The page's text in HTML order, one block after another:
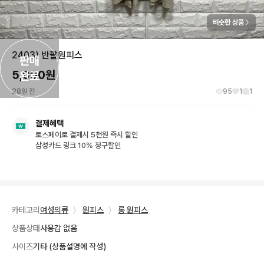
판매
완료
비슷한 상품
2403) 반팔원피스
5,000원
28일 전 95 1 1
결제혜택
토스페이로 결제시 5천원 즉시 할인
삼성카드 링크 10% 청구할인
카테고리 여성의류 〉 원피스 〉
롱 원피스
상품상태사용감 없음
사이즈기타 (상품설명에 작성)